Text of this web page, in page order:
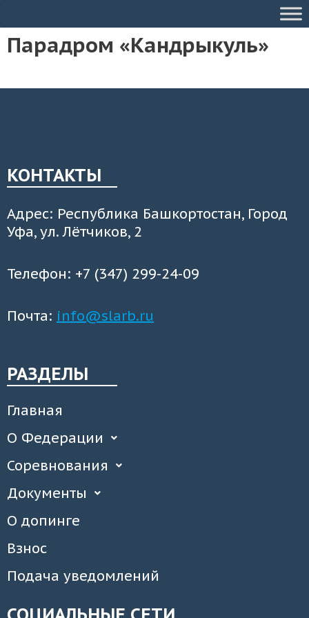
Парадром «Кандрыкуль»
КОНТАКТЫ
Адрес: Республика Башкортостан, Город
Уфа, ул. Лётчиков, 2
Телефон: +7 (347) 299-24-09
Почта: info@slarb.ru
РАЗДЕЛЫ
Главная
О Федерации
Соревнования
Документы
О допинге
Взнос
Подача уведомлений